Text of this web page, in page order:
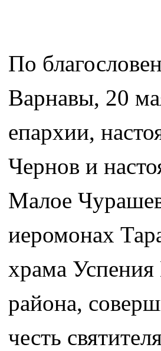
По
Варнавы, 20
епархии,
Чернов и
Малое
иеромонах
храма
района,
честь